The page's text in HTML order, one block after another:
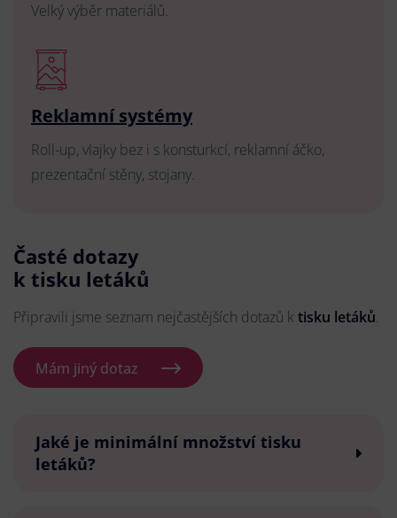
Velký výběr materiálů.
Reklamní systémy
Roll-up, vlajky bez i s konsturkcí, reklamní áčko,
prezentační stěny, stojany.
Časté dotazy
k tisku letáků
Připravili jsme seznam nejčastějších dotazů k tisku letáků.
Mám jiný dotaz
Jaké je minimální množství tisku
letáků?